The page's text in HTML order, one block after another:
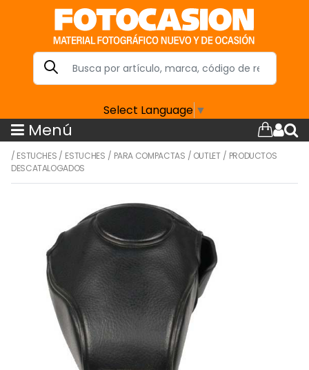
Select Language ▼
Menú
/ ESTUCHES / ESTUCHES / PARA COMPACTAS / OUTLET/ PRODUCTOS
DESCATALOGADOS